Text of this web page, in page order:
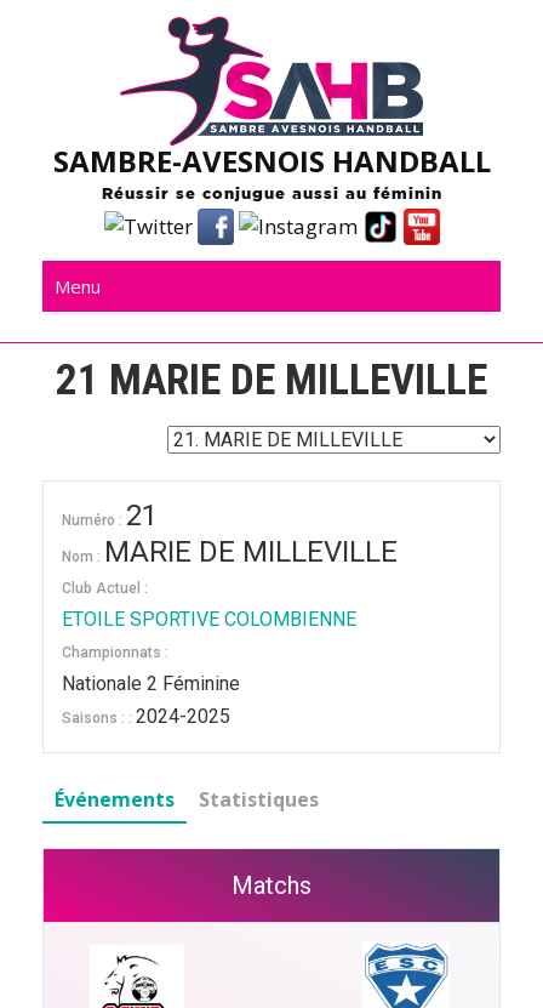
SAMBRE-AVESNOIS HANDBALL
Réussir se conjugue aussi au féminin
Menu
21 MARIE DE MILLEVILLE
Numéro : 21
Nom : MARIE DE MILLEVILLE
Club Actuel :
ETOILE SPORTIVE COLOMBIENNE
Championnats :
Nationale 2 Féminine
Saisons : : 2024-2025
Événements Statistiques
Matchs